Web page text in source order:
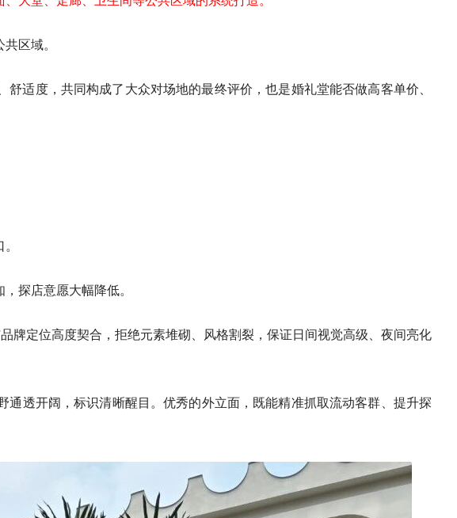
区域。
适度，共同构成了大众对场地的最终评价，也是婚礼堂能否做高客单价、
探店意愿大幅降低。
牌定位高度契合，拒绝元素堆砌、风格割裂，保证日间视觉高级、夜间亮化
透开阔，标识清晰醒目。优秀的外立面，既能精准抓取流动客群、提升探